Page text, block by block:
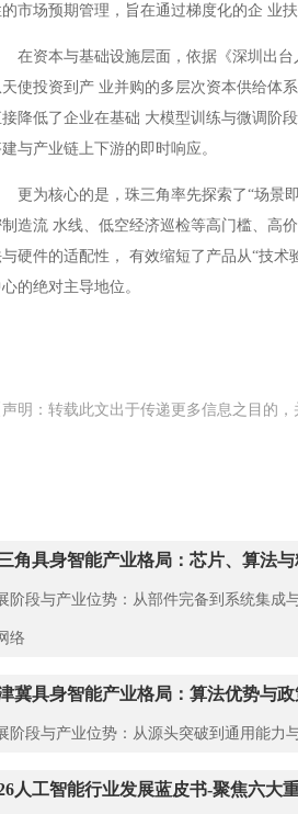
市场预期管理，旨在通过梯度化的企 业
在资本与基础设施层面，依据《深圳出
天使投资到产 业并购的多层次资本供给体
降低了企业在基础 大模型训练与微调阶
与产业链上下游的即时响应。
更为核心的是，珠三角率先探索了“场景
制造流 水线、低空经济巡检等高门槛、高
硬件的适配性， 有效缩短了产品从“技术
的绝对主导地位。
声明：转载此文出于传递更多信息之目的
角具身智能产业格局：芯片、算法与
阶段与产业位势：从部件完备到系统集成
络
冀具身智能产业格局：算法优势与
阶段与产业位势：从源头突破到通用能力
人工智能行业发展蓝皮书-聚焦六大